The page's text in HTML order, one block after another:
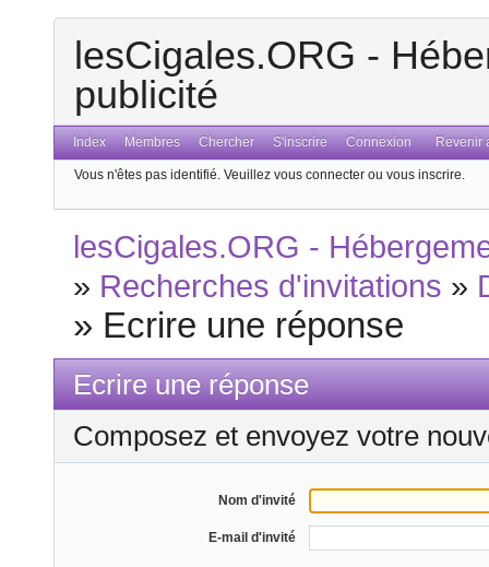
lesCigales.ORG -
publicité
Index Membres Chercher S'inscrire Connexion Revenir
Vous n'êtes pas identifié. Veuillez vous connecter ou vous inscrire.
lesCigales.ORG -
» Recherches d'invitations »
» Ecrire une réponse
Ecrire une réponse
Composez et envoyez votre
Nom d'invité
E-mail d'invité